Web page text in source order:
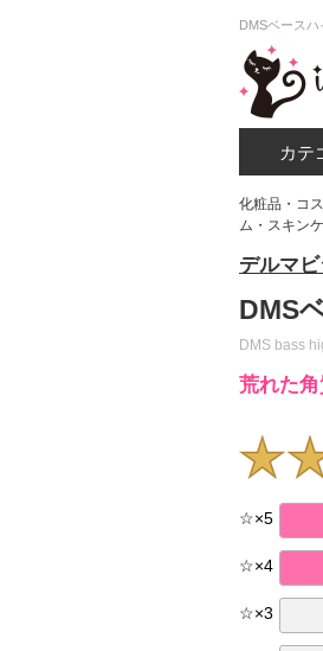
DMSベース
カテ
化粧品・コ
ム・スキン
デルマ
DMS
DMS bass
荒れた
☆×5
☆×4
☆×3